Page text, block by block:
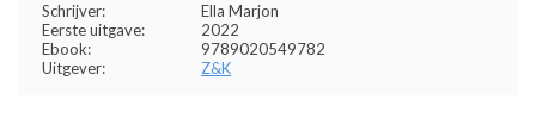
Schrijver:
Ella Marjon
Eerste uitgave:
2022
Ebook:
9789020549782
Uitgever:
Z&K